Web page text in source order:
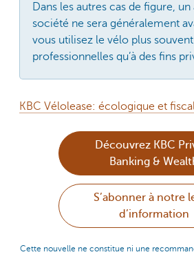
Dans les autres cas de figure,
société ne sera généralement
vous utilisez le vélo plus
professionnelles qu’à des fins
KBC Vélolease: écologique et
Découvrez KBC
Banking &
S’abonner à notre
d’information
Cette nouvelle ne constitue ni une